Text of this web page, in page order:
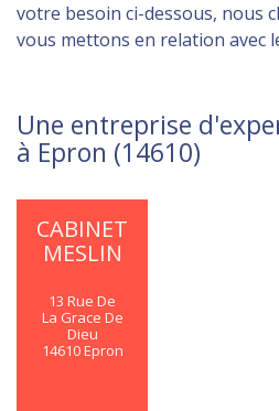
votre besoin ci-dessous, nous
vous mettons en relation avec
Une entreprise
à Epron (14610)
CABINET
MESLIN
13 Rue De
La Grace De
Dieu
14610 Epron